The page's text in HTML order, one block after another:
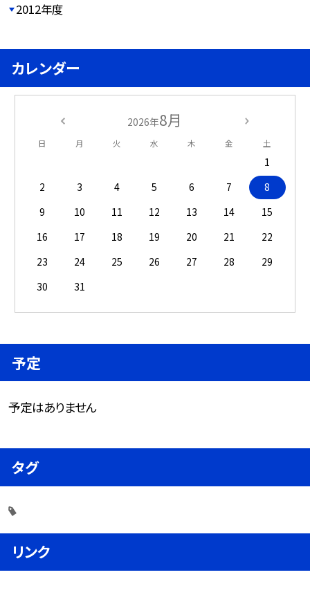
2012年度
カレンダー
2026年8月
日 月 火 水 木 金 土
1
2
3 4 5 6 7
8
9
10 11 12 13 14
15
16
17 18 19 20 21
22
23
24 25 26 27 28
29
30
31
予定
予定はありません
タグ
リンク